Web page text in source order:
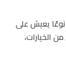
يعيش على
الخيارات،